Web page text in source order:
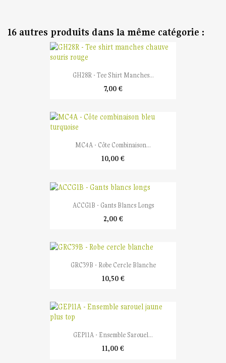
16 autres produits dans la même catégorie :
GH28R - Tee Shirt Manches...
7,00 €
MC4A - Côte Combinaison...
10,00 €
ACCG1B - Gants Blancs Longs
2,00 €
GRC39B - Robe Cercle Blanche
10,50 €
GEP11A - Ensemble Sarouel...
11,00 €